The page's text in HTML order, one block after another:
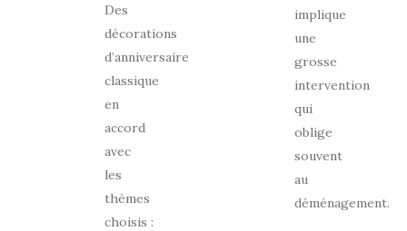
Des
décorations
d’anniversaire
classique
en
accord
avec
les
thèmes
choisis :
implique
une
grosse
intervention
qui
oblige
souvent
au
déménagement.